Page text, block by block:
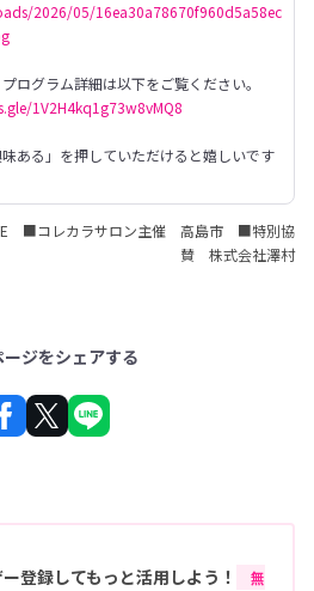
2026/05/16ea30a78670f960d5a58ec
1V2H4kq1g73w8vMQ8
ある」を押していただけると嬉しいです
■コレカラサロン主催 高島市 ■特別協
賛 株式会社澤村
ージをシェアする
登録してもっと活用しよう！
無